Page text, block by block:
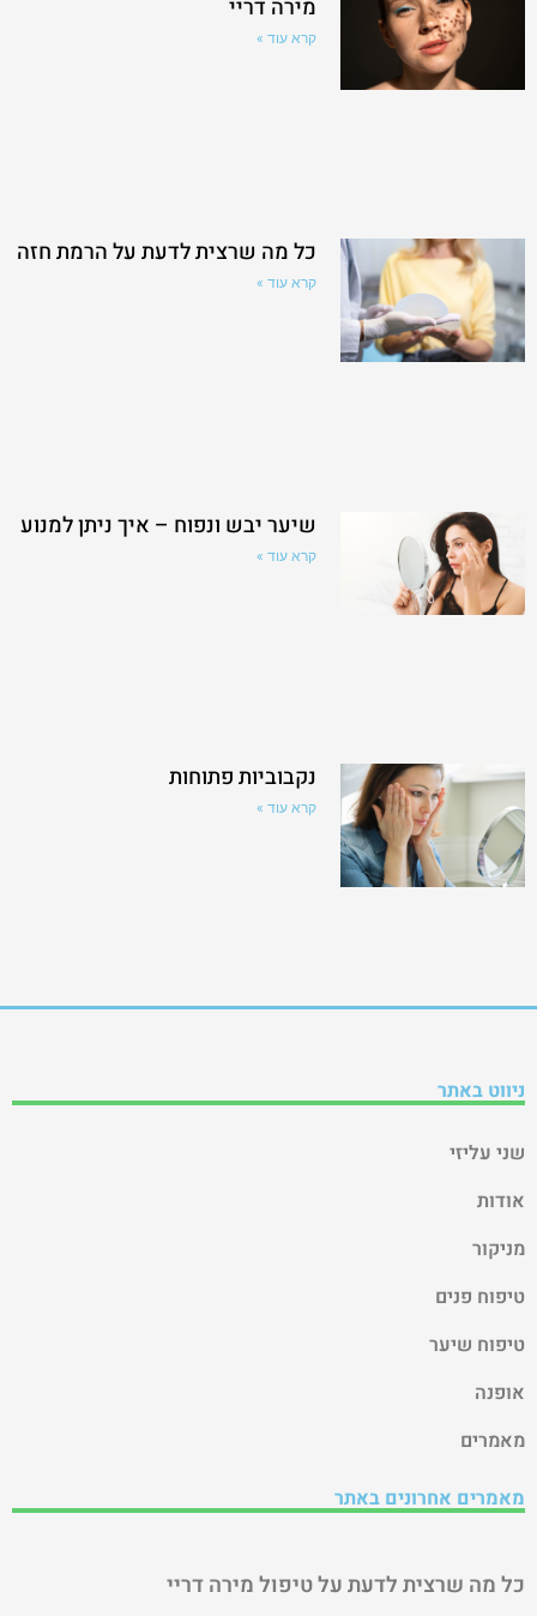
מירה דריי
קרא עוד »
כל מה שרצית לדעת על הרמת חזה
קרא עוד »
שיער יבש ונפוח – איך ניתן למנוע
קרא עוד »
נקבוביות פתוחות
קרא עוד »
ניווט באתר
שני עליזי
אודות
מניקור
טיפוח פנים
טיפוח שיער
אופנה
מאמרים
מאמרים אחרונים באתר
כל מה שרצית לדעת על טיפול מירה דריי